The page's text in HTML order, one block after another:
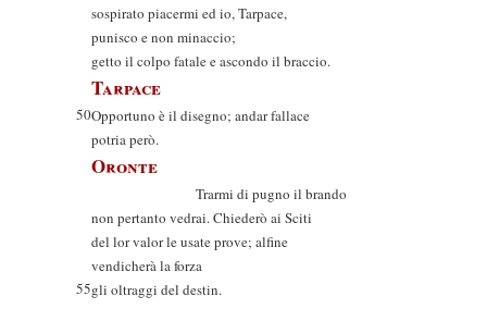
sospirato piacermi ed io, Tarpace,
punisco e non minaccio;
getto il colpo fatale e ascondo il braccio.
Tarpace
50Opportuno è il disegno; andar fallace
potria però.
Oronte
Trarmi di pugno il brando
non pertanto vedrai. Chiederò ai Sciti
del lor valor le usate prove; alfine
vendicherà la forza
55gli oltraggi del destin.